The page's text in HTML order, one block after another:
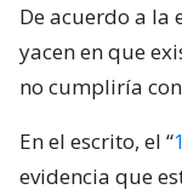
De acuerdo a la
yacen en que
no cumpliría
En el escrito, el “
evidencia que